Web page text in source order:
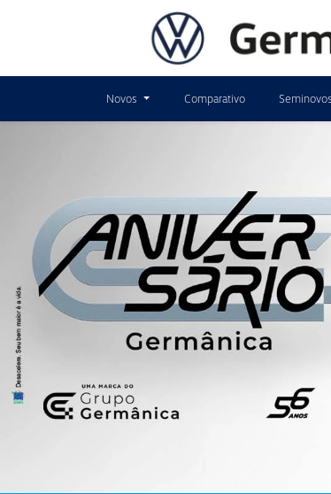
Novos Comparativo Seminovos